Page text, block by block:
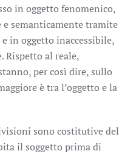
in oggetto fenomenico,
semanticamente tramite
in oggetto inaccessibile,
Rispetto al reale,
per così dire, sullo
è tra l’oggetto e la
sono costitutive del
il soggetto prima di